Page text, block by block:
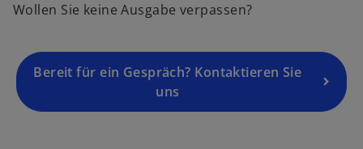
Wollen Sie keine Ausgabe verpassen?
Bereit für ein Gespräch? Kontaktieren Sie
uns
n
e